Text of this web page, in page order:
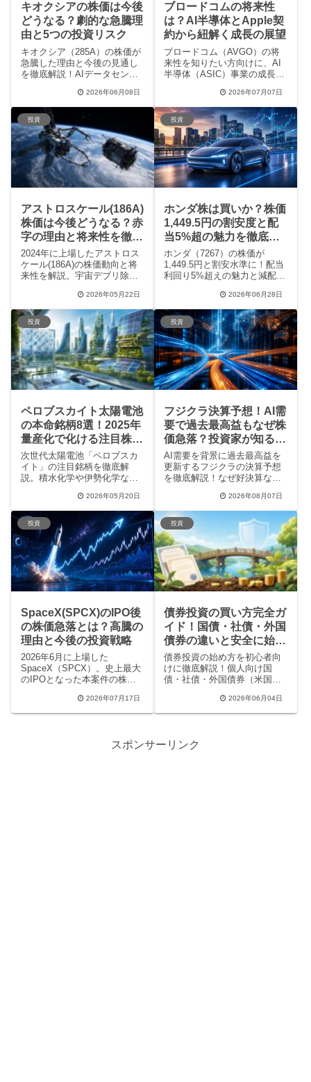
キオクシアの株価は今後
どうなる？劇的な急騰理
由と5つの投資リスク
キオクシア（285A）の株価が
急騰した理由と今後の見通し
を徹底解説！AIデータセンタ
よる目標株価、短期的な下落
要因、投資家の口コミ、押さ
えておくべき3つのリスクま
で、最新トレンドをわかりや
すくまとめました。今後の買
い時を判断したい方必見で
す。
2026年06月08日
ブロードコムの将来性
は？AI半導体とApple契
約から紐解く成長の展望
ブロードコム（AVGO）の将
来性を知りたい方向けに、AI
半導体（ASIC）事業の成長
VMware買収によるソフトウェ
ア強化などの好材料を徹底解
説。巨大顧客への依存リスク
や、市場・投資家コミュニテ
ィのリアルな評価も紹介し、
今後の株価見通しのポイント
がすっきりわかります。
2026年07月07日
投資
アストロスケール(186A)
株価は今後どうなる？赤
字の理由と将来性を徹底
解説
2024年に上場したアストロス
ケール(186A)の株価動向と将
来性を解説。宇宙デブリ除去
決算の赤字要因、JAXA提携な
どの好材料、投資家の口コミ
まで網羅。宇宙ビジネスの成
長性とリスクを理解し、投資
判断に役立てたい方向けの完
全ガイドです。
2026年05月22日
投資
ホンダ株は買いか？株価
1,449.5円の割安度と配
当5%超の魅力を徹底検
証
ホンダ（7267）の株価が
1,449.5円と割安水準に！配当
利回り5%超えの魅力と減配リ
のEV戦略の現状まで初心者向
けにわかりやすく解説。株主
優待の楽しみ方も含め、長期
保有を検討中の方に役立つ情
報を徹底凝縮してお届けしま
す。
2026年06月28日
投資
ペロブスカイト太陽電池
の本命銘柄8選！2025年
量産化で化ける注目株を
プロが解説
次世代太陽電池「ペロブスカ
イト」の注目銘柄を徹底解
説。積水化学や伊勢化学な
本命株や関連企業の強みをプ
ロの視点でまとめました。投
資の判断材料となる政府方針
や万博での実証実験、メリッ
ト・デメリットも網羅。再生
可能エネルギー市場の未来が
わかります。
2026年05月20日
投資
フジクラ決算予想！AI需
要で過去最高益もなぜ株
価急落？投資家が知るべ
き3つの理由
AI需要を背景に過去最高益を
更新するフジクラの決算予想
を徹底解説！なぜ好決算なの
その理由や今後の株価の将来
性、投資家が気をつけるべき
リスク要因までわかりやすく
紹介します。この記事を読め
ばフジクラ株の買い時や賢い
投資戦略が分かります。
2026年08月07日
投資
SpaceX(SPCX)のIPO後
の株価急落とは？高騰の
理由と今後の投資戦略
2026年6月に上場した
SpaceX（SPCX）。史上最大
のIPOとなった本案件の株価
イーロン・マスク氏の影響力
について徹底解説！プロの投
ー市場での狙い目、スターシ
2026年07月17日
投資
債券投資の買い方完全ガ
イド！国債・社債・外国
債券の違いと安全に始め
る3つのポイント
債券投資の始め方を初心者向
けに徹底解説！個人向け国
債・社債・外国債券（米国
ット・デメリット、金利変動
に伴うリスク管理まで、分か
は必見です。
2026年06月04日
スポンサーリンク